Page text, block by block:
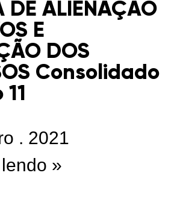
DE ALIENAÇÃO
E
DOS
Consolidado
. 2021
»